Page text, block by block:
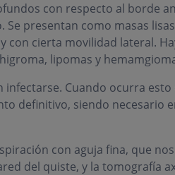
con respecto al borde
presentan como masas
con cierta movilidad lateral.
lipomas y
Cuando ocurra esto
definitivo, siendo necesario
con aguja fina, que
del quiste, y la tomografía